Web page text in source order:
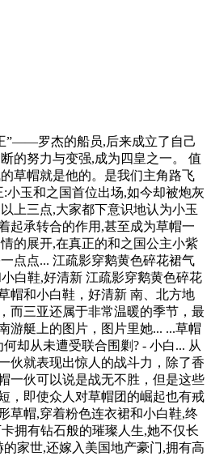
”——罗杰的船员,后来成立了自己
的努力与变强,成为四皇之一。 值
草帽就是他的。是我们主角路飞
小玉和之国首位出场,如今却被炮灰
上三点,大家都下意识地认为小玉
起承转合的作用,甚至成为草帽一
的展开,在真正的和之国公主小紫
点点... 江疏影穿鹅黄色碎花裙气
白鞋,好清新 江疏影穿鹅黄色碎花
帽和小白鞋，好清新 南、北方地
而三亚还属于非常温暖的季节，最
游艇上的图片，图片里她... ...草帽
却从未遭受联合围剿? - 小白... 从
伙就表现出惊人的战斗力，除了香
一伙可以说是战无不胜，但是这些
，即使众人对草帽团的崛起也有戒
草帽,穿着粉色连衣裙和小白鞋,终
拥有钻石般的璀璨人生,她不仅长
家世,还嫁入美国地产豪门,拥有高